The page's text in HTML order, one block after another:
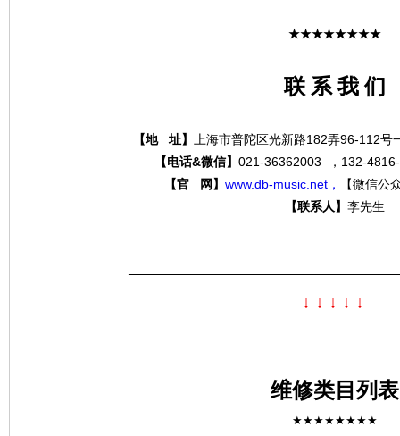
★★★★★★★★
联 系 我 们
【地 址】
上海市普陀区光新路182弄96-112
【电话&微信】 021-36362003 ，132-
【官 网】 www.db-music.net，
【微信公
【联系人】 李先生
↓ ↓ ↓ ↓ ↓
维修类目列表
★★★★★★★★